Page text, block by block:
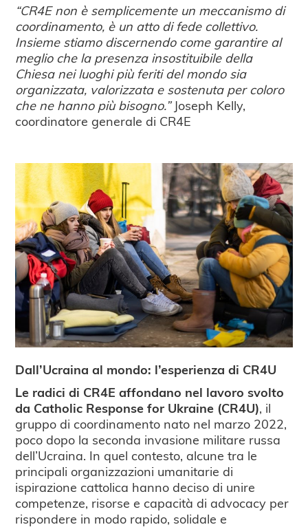
“CR4E non è semplicemente un meccanismo di
coordinamento, è un atto di fede collettivo.
Insieme stiamo discernendo come garantire al
meglio che la presenza insostituibile della
Chiesa nei luoghi più feriti del mondo sia
organizzata, valorizzata e sostenuta per coloro
che ne hanno più bisogno.” Joseph Kelly,
coordinatore generale di CR4E
Dall’Ucraina al mondo: l’esperienza di CR4U
Le radici di CR4E affondano nel lavoro svolto
da Catholic Response for Ukraine (CR4U), il
gruppo di coordinamento nato nel marzo 2022,
poco dopo la seconda invasione militare russa
dell’Ucraina. In quel contesto, alcune tra le
principali organizzazioni umanitarie di
ispirazione cattolica hanno deciso di unire
competenze, risorse e capacità di advocacy per
rispondere in modo rapido, solidale e